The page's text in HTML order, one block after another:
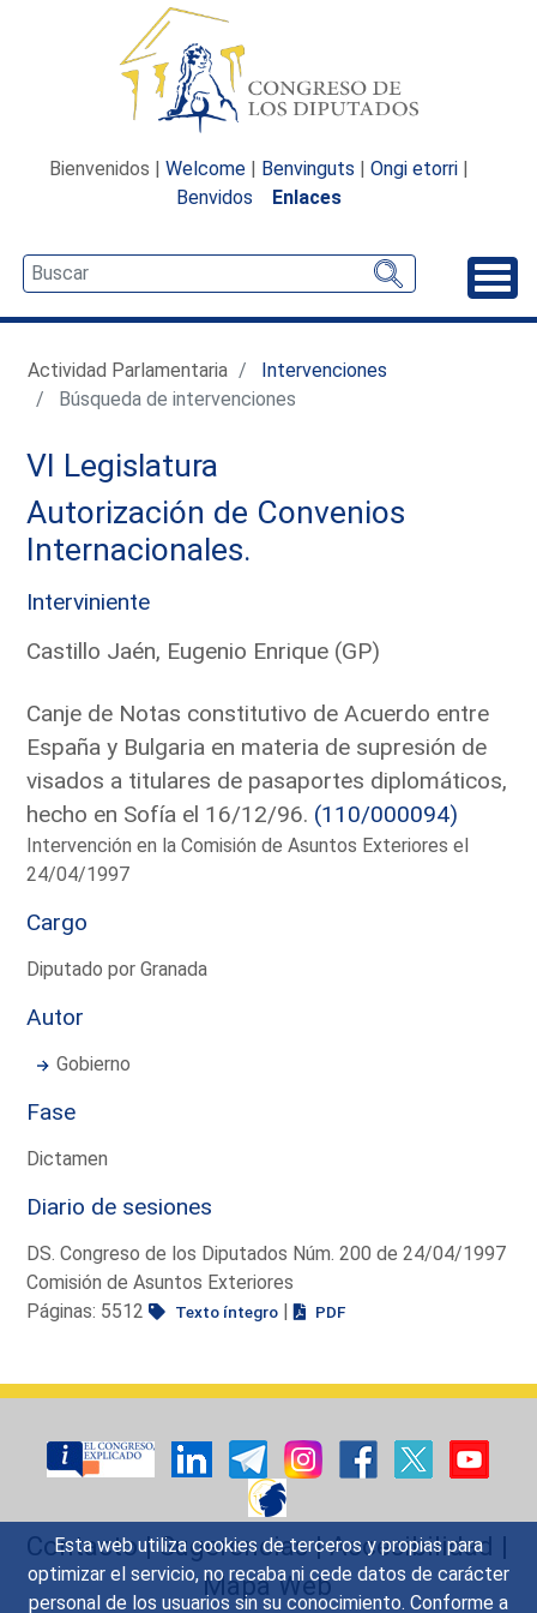
Esta web utiliza cookies de terceros y propias para
optimizar el servicio, no recaba ni cede datos de carácter
personal de los usuarios sin su conocimiento. Conforme a
Bienvenidos | Welcome | Benvinguts | Ongi etorri |
Benvidos
Enlaces
Actividad Parlamentaria
Intervenciones
Búsqueda de intervenciones
VI Legislatura
Autorización de Convenios
Internacionales.
Interviniente
Castillo Jaén, Eugenio Enrique (GP)
Canje de Notas constitutivo de Acuerdo entre
España y Bulgaria en materia de supresión de
visados a titulares de pasaportes diplomáticos,
hecho en Sofía el 16/12/96. (110/000094)
Intervención en la Comisión de Asuntos Exteriores el
24/04/1997
Cargo
Diputado por Granada
Autor
Gobierno
Fase
Dictamen
Diario de sesiones
DS. Congreso de los Diputados Núm. 200 de 24/04/1997
Comisión de Asuntos Exteriores
Páginas: 5512
Texto íntegro | PDF
Contacto|Sugerencias|Accesibilidad |
Mapa Web